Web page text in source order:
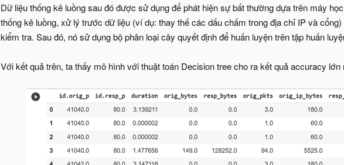
Dữ liệu thống kê luồng sau đó được sử dụng để phát hiện sự bất thường dựa trên máy
thống kê luồng, xử lý trước dữ liệu (ví dụ: thay thế các dấu chấm trong địa chỉ IP và
kiểm tra. Sau đó, nó sử dụng bộ phân loại cây quyết định để huấn luyện trên tập huấn
Với kết quả trên, ta thấy mô hình với thuật toán Decision tree cho ra kết quả accuracy